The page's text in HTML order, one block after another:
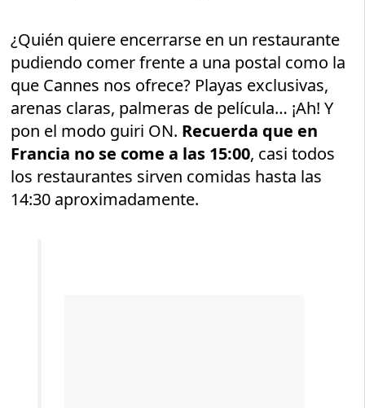
¿Quién quiere encerrarse en un restaurante
pudiendo comer frente a una postal como la
que Cannes nos ofrece? Playas exclusivas,
arenas claras, palmeras de película… ¡Ah! Y
pon el modo guiri ON. Recuerda que en
Francia no se come a las 15:00, casi todos
los restaurantes sirven comidas hasta las
14:30 aproximadamente.